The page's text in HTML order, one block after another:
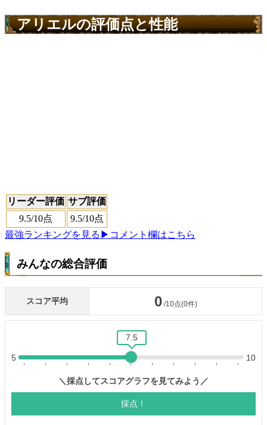
アリエルの評価点と性能
リーダー評価 サブ評価
9.5/10点 9.5/10点
最強ランキングを見る ▶コメント欄はこちら
みんなの総合評価